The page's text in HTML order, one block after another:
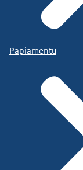
Papiamentu